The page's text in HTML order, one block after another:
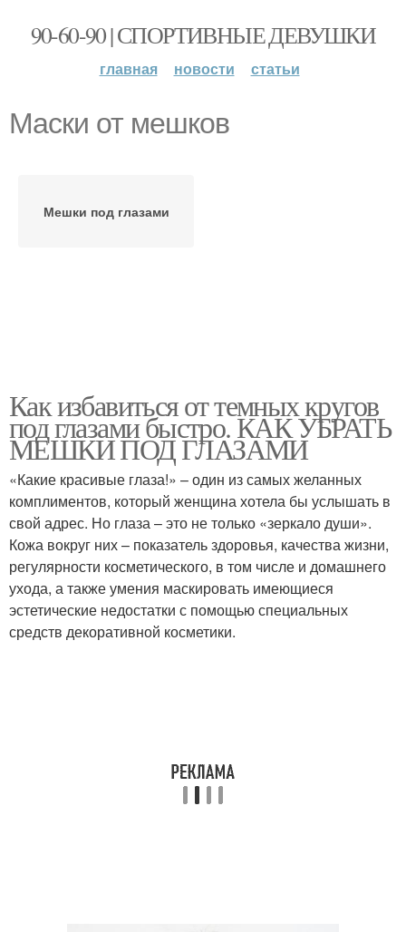
90-60-90 | СПОРТИВНЫЕ ДЕВУШКИ
главная новости статьи
Маски от мешков
Мешки под глазами
Как избавиться от темных кругов
под глазами быстро. КАК УБРАТЬ
МЕШКИ ПОД ГЛАЗАМИ
«Какие красивые глаза!» – один из самых желанных
комплиментов, который женщина хотела бы услышать в
свой адрес. Но глаза – это не только «зеркало души».
Кожа вокруг них – показатель здоровья, качества жизни,
регулярности косметического, в том числе и домашнего
ухода, а также умения маскировать имеющиеся
эстетические недостатки с помощью специальных
средств декоративной косметики.